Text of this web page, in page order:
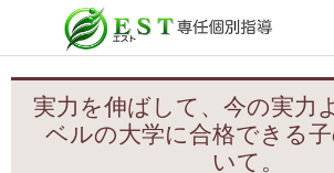
実力を伸ばして、今の実力
ベルの大学に合格できる
いて。